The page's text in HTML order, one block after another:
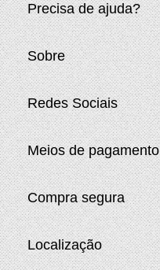
Precisa de ajuda?
Sobre
Redes Sociais
Meios de pagamento
Compra segura
Localização